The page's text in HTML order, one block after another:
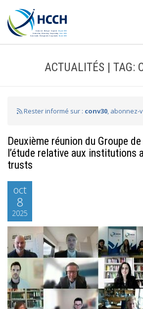
ACTUALITÉS | TAG:
Rester informé sur : conv30, abonnez-
Deuxième réunion du Groupe
l’étude relative aux institutions
trusts
oct
8
2025